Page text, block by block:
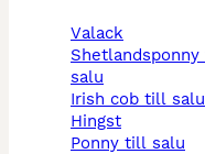
valack
shetlandsponny till
salu
irish cob till salu
hingst
ponny till salu